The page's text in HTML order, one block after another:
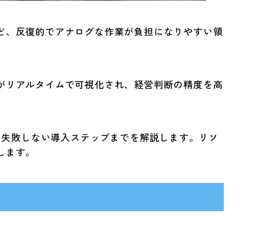
反復的でアナログな作業が負担になりやすい領
アルタイムで可視化され、経営判断の精度を高
敗しない導入ステップまでを解説します。リソ
す。